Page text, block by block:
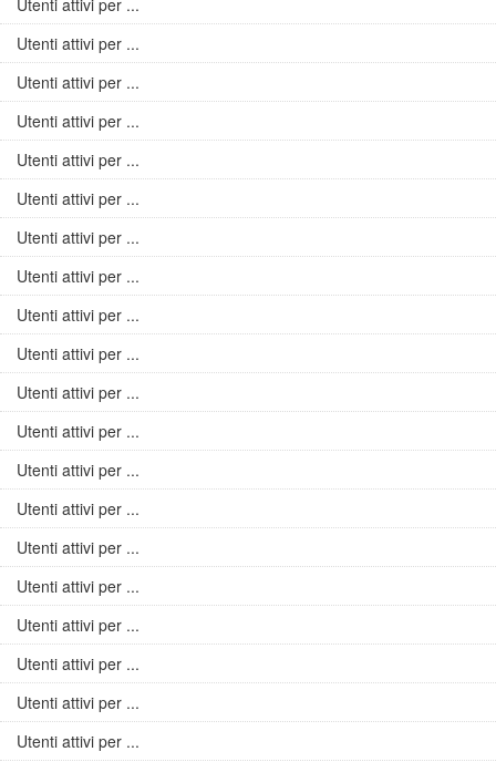
Utenti attivi per ...
Utenti attivi per ...
Utenti attivi per ...
Utenti attivi per ...
Utenti attivi per ...
Utenti attivi per ...
Utenti attivi per ...
Utenti attivi per ...
Utenti attivi per ...
Utenti attivi per ...
Utenti attivi per ...
Utenti attivi per ...
Utenti attivi per ...
Utenti attivi per ...
Utenti attivi per ...
Utenti attivi per ...
Utenti attivi per ...
Utenti attivi per ...
Utenti attivi per ...
Utenti attivi per ...